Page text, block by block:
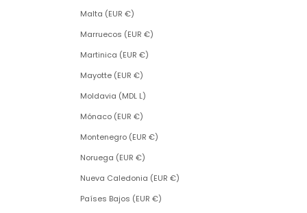
Malta (EUR €)
Marruecos (EUR €)
Martinica (EUR €)
Mayotte (EUR €)
Moldavia (MDL L)
Mónaco (EUR €)
Montenegro (EUR €)
Noruega (EUR €)
Nueva Caledonia (EUR €)
Países Bajos (EUR €)